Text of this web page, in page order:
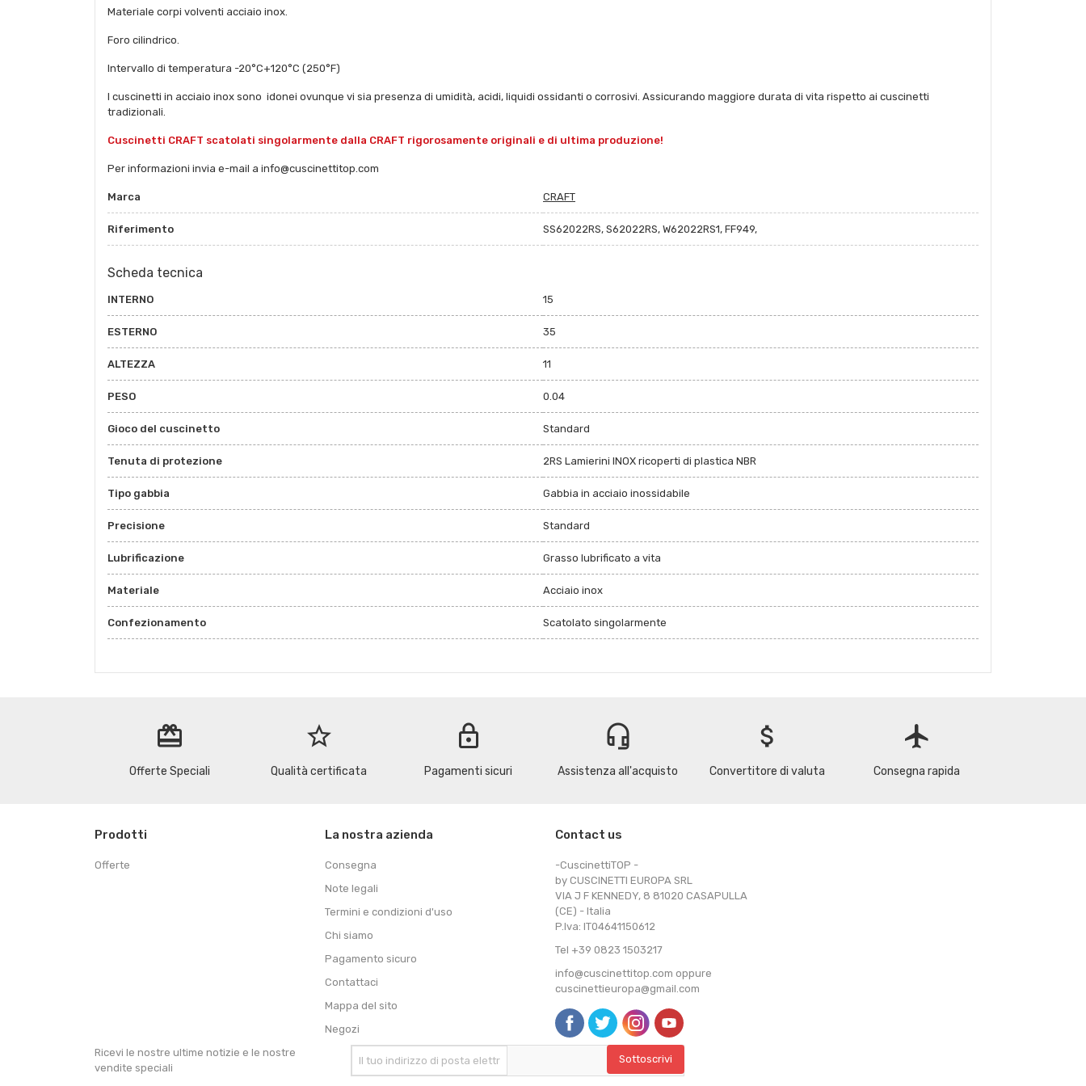
Materiale corpi volventi acciaio inox.
Foro cilindrico.
Intervallo di temperatura -20°C+120°C (250°F)
I cuscinetti in acciaio inox sono idonei ovunque vi sia presenza di umidità, acidi, liquidi ossidanti o corrosivi. Assicurando maggiore durata di vita rispetto ai cuscinetti
tradizionali.
Cuscinetti CRAFT scatolati singolarmente dalla CRAFT rigorosamente originali e di ultima produzione!
Per informazioni invia e-mail a info@cuscinettitop.com
Marca CRAFT
Riferimento SS62022RS, S62022RS, W62022RS1, FF949,
Scheda tecnica
INTERNO 15
ESTERNO 35
ALTEZZA 11
PESO 0.04
Gioco del cuscinetto Standard
Tenuta di protezione 2RS Lamierini INOX ricoperti di plastica NBR
Tipo gabbia Gabbia in acciaio inossidabile
Precisione Standard
Lubrificazione Grasso lubrificato a vita
Materiale Acciaio inox
Confezionamento Scatolato singolarmente
redeem
Offerte Speciali
star_border
Qualità certificata
lock
Pagamenti sicuri
headset_mic
Assistenza all'acquisto
attach_money
Convertitore di valuta
flight
Consegna rapida
Prodotti
Offerte
La nostra azienda
Consegna
Note legali
Termini e condizioni d'uso
Chi siamo
Pagamento sicuro
Contattaci
Mappa del sito
Negozi
Contact us
-CuscinettiTOP -
by CUSCINETTI EUROPA SRL
VIA J F KENNEDY, 8 81020 CASAPULLA
(CE) - Italia
P.Iva: IT04641150612
Tel +39 0823 1503217
info@cuscinettitop.com oppure
cuscinettieuropa@gmail.com
Ricevi le nostre ultime notizie e le nostre
vendite speciali